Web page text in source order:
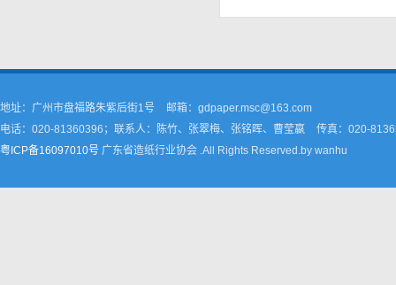
地址：广州市盘福路朱紫后街1号
邮箱：gdpaper.msc@163.com
电话：020-81360396；联系人：陈竹、张翠梅、张铭晖、曹莹嬴
传真：020-
粤ICP备16097010号 广东省造纸行业协会 .All Rights Reserved.by wanhu